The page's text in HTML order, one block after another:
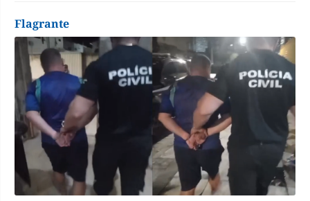
Flagrante